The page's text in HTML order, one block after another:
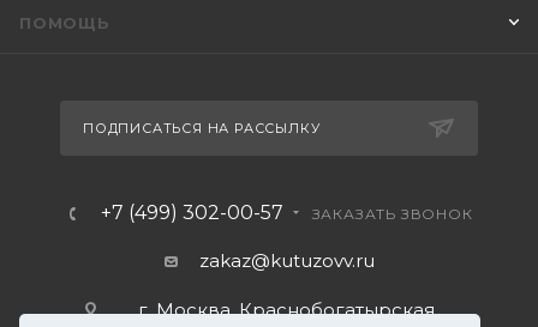
ПОМОЩЬ
ПОДПИСАТЬСЯ НА РАССЫЛКУ
+7 (499) 302-00-57 ЗАКАЗАТЬ ЗВОНОК
zakaz@kutuzovv.ru
г. Москва, Краснобогатырская